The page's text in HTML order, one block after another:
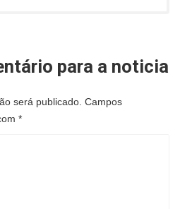
para a noticia
será publicado. Campos
*